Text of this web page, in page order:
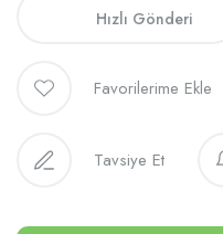
Hızlı Gönderi
Tavsiye Et